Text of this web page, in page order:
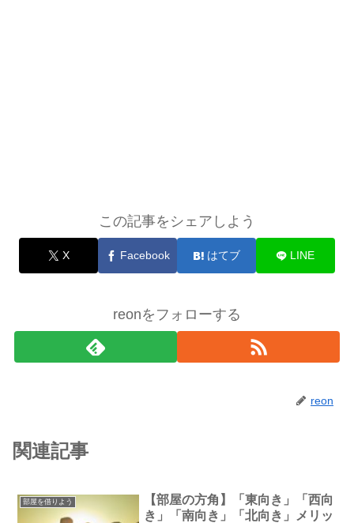
この記事をシェアしよう
X Facebook はてブ LINE
reonをフォローする
reon
関連記事
部屋を借りよう
【部屋の方角】「東向き」「西向
き」「南向き」「北向き」メリッ